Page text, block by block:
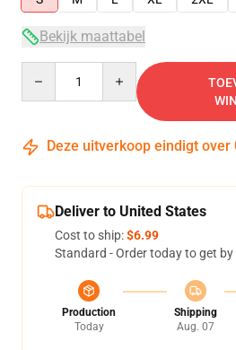
Bekijk maattabel
Deze uitverkoop eindigt over
Deliver to United States
Cost to ship:$6.99
Standard - Order today to get by
Production
Today
Shipping
Aug. 07